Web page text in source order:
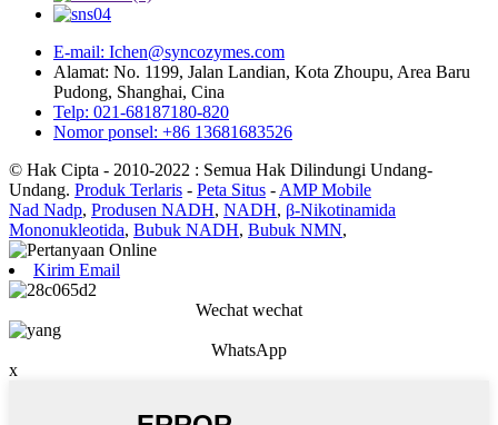
E-mail: Ichen@syncozymes.com
Alamat: No. 1199, Jalan Landian, Kota Zhoupu, Area Baru
Pudong, Shanghai, Cina
Telp: 021-68187180-820
Nomor ponsel: +86 13681683526
© Hak Cipta - 2010-2022 : Semua Hak Dilindungi Undang-
Undang. Produk Terlaris - Peta Situs - AMP Mobile
Nad Nadp, Produsen NADH, NADH, β-Nikotinamida
Mononukleotida, Bubuk NADH, Bubuk NMN,
Kirim Email
Wechat wechat
WhatsApp
x